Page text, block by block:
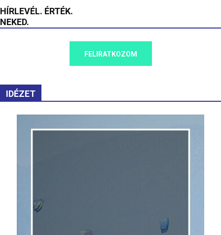
HÍRLEVÉL. ÉRTÉK.
NEKED.
FELIRATKOZOM
IDÉZET